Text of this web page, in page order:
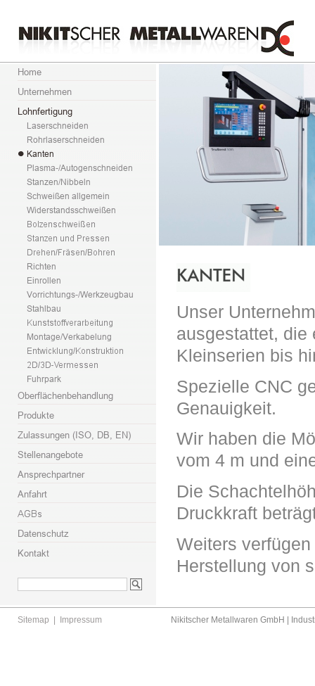
Unser
ausgestattet, die
Kleinserien bis
Spezielle CNC
Genauigkeit.
Wir haben die
vom 4 m und
Die
Druckkraft
Weiters
Herstellung von
Sitemap Impressum Nikitscher Metallwaren GmbH |